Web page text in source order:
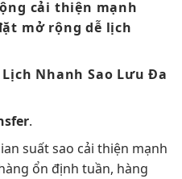
cải thiện mạnh
mở rộng dễ lịch
Nhanh Sao LưuĐa
.
suất sao cải thiện mạnh
ổn định tuần, hàng